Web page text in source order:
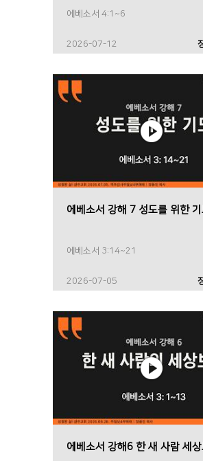
에베소서 4:1~6
2026-07-12
에베소서 강해 7 성도를 위한
에베소서 3:14~21
2026-07-05
에베소서 강해6 한 새 사람 세상